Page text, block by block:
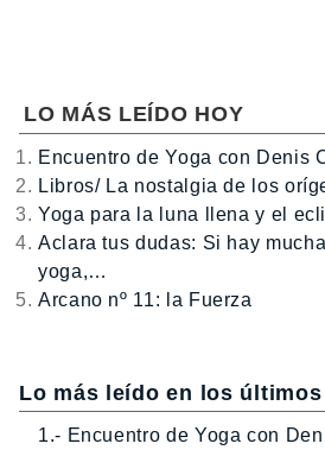
LO MÁS LEÍDO HOY
Encuentro de Yoga con Denis
Libros/ La nostalgia de los
Yoga para la luna llena y el
Aclara tus dudas: Si hay
yoga,…
Arcano nº 11: la Fuerza
Lo más leído en los últimos
1.- Encuentro de Yoga con